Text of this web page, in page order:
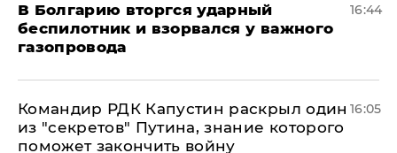
В Болгарию вторгся ударный
беспилотник и взорвался у важного
газопровода
16:44
Командир РДК Капустин раскрыл один
из "секретов" Путина, знание которого
поможет закончить войну
16:05